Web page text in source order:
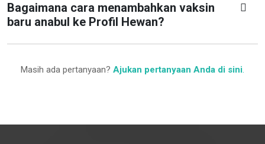
Bagaimana cara menambahkan vaksin
baru anabul ke Profil Hewan?
Masih ada pertanyaan? Ajukan pertanyaan Anda di sini.